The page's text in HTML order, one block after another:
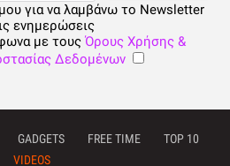
για να λαμβάνω το Newsletter
ενημερώσεις
με τους Όρους Χρήσης &
Δεδομένων
GADGETS FREE TIME
TOP 10
VIDEOS